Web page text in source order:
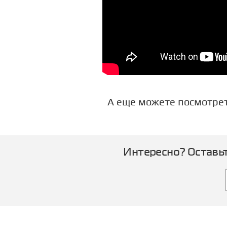
А еще можете
Интересно?